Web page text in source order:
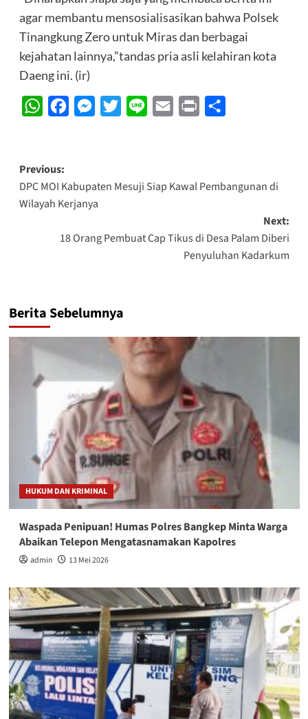
agar membantu mensosialisasikan bahwa Polsek
Tinangkung Zero untuk Miras dan berbagai
kejahatan lainnya,”tandas pria asli kelahiran kota
Daeng ini. (ir)
WhatsAppFacebookMessenger
Twitter Line Email Print
Post
navigation
Previous:
DPC MOI Kabupaten Mesuji Siap Kawal Pembangunan di
Wilayah Kerjanya
Next:
18 Orang Pembuat Cap Tikus di Desa Palam Diberi
Penyuluhan Kadarkum
Berita Sebelumnya
HUKUM DAN KRIMINAL
Waspada Penipuan! Humas Polres Bangkep Minta Warga
Abaikan Telepon Mengatasnamakan Kapolres
admin 13 Mei 2026